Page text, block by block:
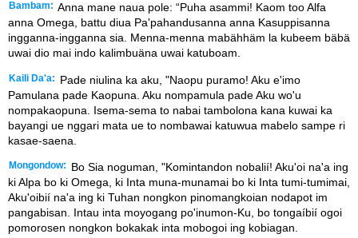
Bambam: Anna mane naua pole: “Puha asammi! Kaom too Alfa
anna Omega, battu diua Pa'pahandusanna anna Kasuppisanna
ingganna-ingganna sia. Menna-menna mabähhäm la kubeem bäbä
uwai dio mai indo kalimbuäna uwai katuboam.
Kaili Da'a:
Pade niulina ka aku, "Naopu puramo! Aku e'imo
Pamulana pade Kaopuna. Aku nompamula pade Aku wo'u
nompakaopuna. Isema-sema to nabai tambolona kana kuwai ka
bayangi ue nggari mata ue to nombawai katuwua mabelo sampe ri
kasae-saena.
Mongondow:
Bo Sia noguman, "Komintandon nobalií! Aku'oi na'a ing
ki Alpa bo ki Omega, ki Inta muna-munamai bo ki Inta tumi-tumimai,
Aku'oibií na'a ing ki Tuhan nongkon pinomangkoian nodapot im
pangabisan. Intau inta moyogang po'inumon-Ku, bo tongaíbií ogoi
pomorosen nongkon bokakak inta mobogoi ing kobiagan.